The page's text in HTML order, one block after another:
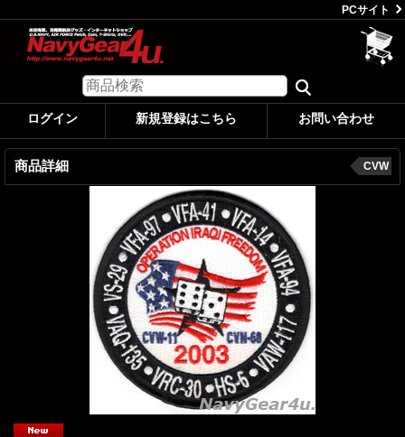
PCサイト
ログイン 新規登録はこちら お問い合わせ
商品詳細 CVW